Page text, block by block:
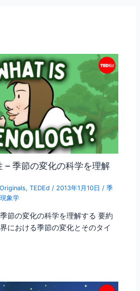
– 季節の変化の科学を理解
,TEDEd / 2013年1月10日 /季
現象学
節の変化の科学を理解する 要約
における季節の変化とそのタイ